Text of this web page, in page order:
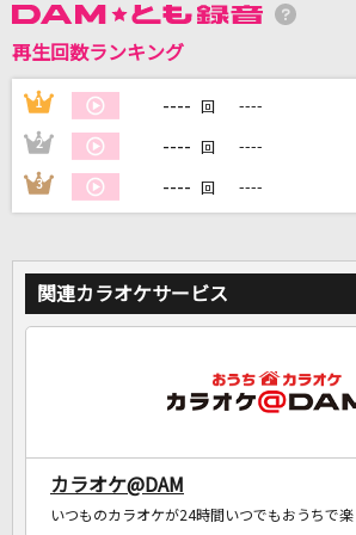
再生回数ランキング
1 ---- 回 ----
2 ---- 回 ----
3 ---- 回 ----
関連カラオケサービス
カラオケ@DAM
いつものカラオケが24時間いつでもおうちで楽